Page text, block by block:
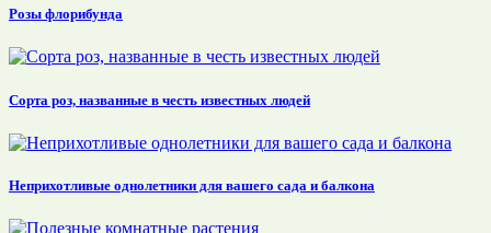
Розы флорибунда
Сорта роз, названные в честь известных людей
Неприхотливые однолетники для вашего сада и балкона